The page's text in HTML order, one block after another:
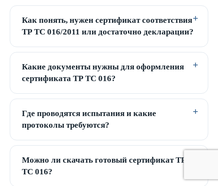
Как понять, нужен сертификат соответствия
ТР ТС 016/2011 или достаточно декларации?
Какие документы нужны для оформления
сертификата ТР ТС 016?
Где проводятся испытания и какие
протоколы требуются?
Можно ли скачать готовый сертификат ТР
ТС 016?